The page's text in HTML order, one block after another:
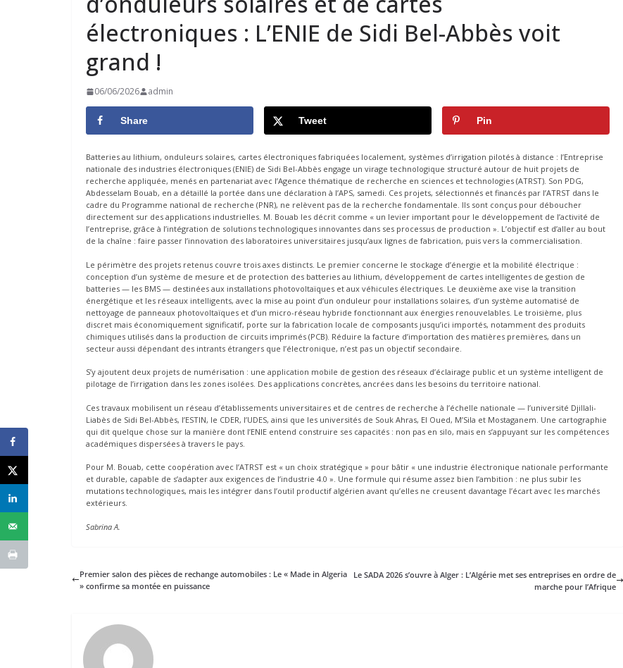
électroniques : L’ENIE de Sidi Bel-Abbès voit
grand !
06/06/2026 admin
Share Tweet Pin
Batteries au lithium, onduleurs solaires, cartes électroniques fabriquées localement, systèmes d’irrigation pilotés à distance : l’Entreprise
nationale des industries électroniques (ENIE) de Sidi Bel-Abbès engage un virage technologique structuré autour de huit projets de
recherche appliquée, menés en partenariat avec l’Agence thématique de recherche en sciences et technologies (ATRST). Son PDG,
Abdesselam Bouab, en a détaillé la portée dans une déclaration à l’APS, samedi. Ces projets, sélectionnés et financés par l’ATRST dans le
cadre du Programme national de recherche (PNR), ne relèvent pas de la recherche fondamentale. Ils sont conçus pour déboucher
directement sur des applications industrielles. M. Bouab les décrit comme « un levier important pour le développement de l’activité de
l’entreprise, grâce à l’intégration de solutions technologiques innovantes dans ses processus de production ». L’objectif est d’aller au bout
de la chaîne : faire passer l’innovation des laboratoires universitaires jusqu’aux lignes de fabrication, puis vers la commercialisation.
Le périmètre des projets retenus couvre trois axes distincts. Le premier concerne le stockage d’énergie et la mobilité électrique :
conception d’un système de mesure et de protection des batteries au lithium, développement de cartes intelligentes de gestion de
batteries — les BMS — destinées aux installations photovoltaïques et aux véhicules électriques. Le deuxième axe vise la transition
énergétique et les réseaux intelligents, avec la mise au point d’un onduleur pour installations solaires, d’un système automatisé de
nettoyage de panneaux photovoltaïques et d’un micro-réseau hybride fonctionnant aux énergies renouvelables. Le troisième, plus
discret mais économiquement significatif, porte sur la fabrication locale de composants jusqu’ici importés, notamment des produits
chimiques utilisés dans la production de circuits imprimés (PCB). Réduire la facture d’importation des matières premières, dans un
secteur aussi dépendant des intrants étrangers que l’électronique, n’est pas un objectif secondaire.
S’y ajoutent deux projets de numérisation : une application mobile de gestion des réseaux d’éclairage public et un système intelligent de
pilotage de l’irrigation dans les zones isolées. Des applications concrètes, ancrées dans les besoins du territoire national.
Ces travaux mobilisent un réseau d’établissements universitaires et de centres de recherche à l’échelle nationale — l’université Djillali-
Liabès de Sidi Bel-Abbès, l’ESTIN, le CDER, l’UDES, ainsi que les universités de Souk Ahras, El Oued, M’Sila et Mostaganem. Une cartographie
qui dit quelque chose sur la manière dont l’ENIE entend construire ses capacités : non pas en silo, mais en s’appuyant sur les compétences
académiques dispersées à travers le pays.
Pour M. Bouab, cette coopération avec l’ATRST est « un choix stratégique » pour bâtir « une industrie électronique nationale performante
et durable, capable de s’adapter aux exigences de l’industrie 4.0 ». Une formule qui résume assez bien l’ambition : ne plus subir les
mutations technologiques, mais les intégrer dans l’outil productif algérien avant qu’elles ne creusent davantage l’écart avec les marchés
extérieurs.
Sabrina A.
Premier salon des pièces de rechange automobiles : Le « Made in Algeria
» confirme sa montée en puissance
Le SADA 2026 s’ouvre à Alger : L’Algérie met ses entreprises en ordre de
marche pour l’Afrique